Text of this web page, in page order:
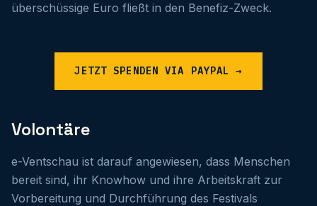
überschüssige Euro fließt in den Benefiz-Zweck.
JETZT SPENDEN VIA PAYPAL →
Volontäre
e-Ventschau ist darauf angewiesen, dass Menschen
bereit sind, ihr Knowhow und ihre Arbeitskraft zur
Vorbereitung und Durchführung des Festivals